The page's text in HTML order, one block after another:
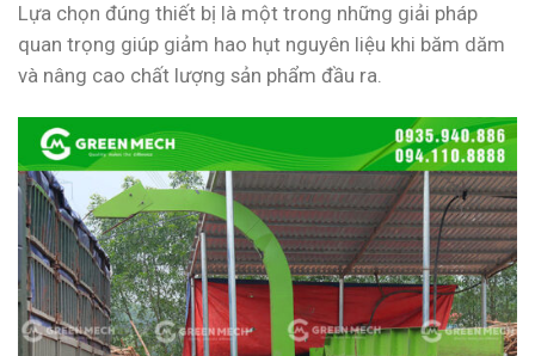
Lựa chọn đúng thiết bị là một trong những giải pháp
quan trọng giúp giảm hao hụt nguyên liệu khi băm dăm
và nâng cao chất lượng sản phẩm đầu ra.